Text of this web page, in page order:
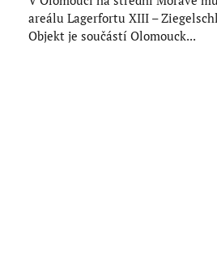
areálu Lagerfortu XIII –
Objekt je součástí Olomouck...